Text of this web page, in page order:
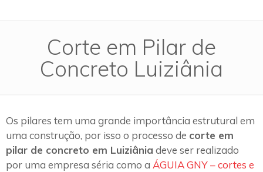
Corte em Pilar de
Concreto Luiziânia
Os pilares tem uma grande importância estrutural em
uma construção, por isso o processo de corte em
pilar de concreto em Luiziânia deve ser realizado
por uma empresa séria como a ÁGUIA GNY – cortes e